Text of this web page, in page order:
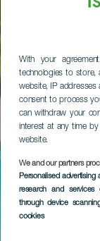
With your
technologies to store,
website, IP addresses
consent to process
can withdraw your
interest at any time by
website.
We and our partners
Personalised
research and services
through device
cookies